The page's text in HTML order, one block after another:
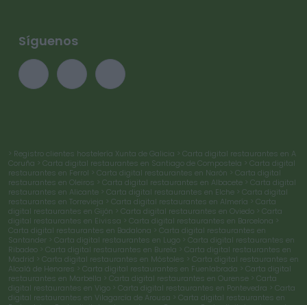
Síguenos
> Registro clientes hostelería Xunta de Galicia > Carta digital restaurantes en A
Coruña > Carta digital restaurantes en Santiago de Compostela > Carta digital
restaurantes en Ferrol > Carta digital restaurantes en Narón > Carta digital
restaurantes en Oleiros > Carta digital restaurantes en Albacete > Carta digital
restaurantes en Alicante > Carta digital restaurantes en Elche > Carta digital
restaurantes en Torrevieja > Carta digital restaurantes en Almería > Carta
digital restaurantes en Gijón > Carta digital restaurantes en Oviedo > Carta
digital restaurantes en Eivissa > Carta digital restaurantes en Barcelona >
Carta digital restaurantes en Badalona > Carta digital restaurantes en
Santander > Carta digital restaurantes en Lugo > Carta digital restaurantes en
Ribadeo > Carta digital restaurantes en Burela > Carta digital restaurantes en
Madrid > Carta digital restaurantes en Móstoles > Carta digital restaurantes en
Alcalá de Henares > Carta digital restaurantes en Fuenlabrada > Carta digital
restaurantes en Marbella > Carta digital restaurantes en Ourense > Carta
digital restaurantes en Vigo > Carta digital restaurantes en Pontevedra > Carta
digital restaurantes en Vilagarcía de Arousa > Carta digital restaurantes en